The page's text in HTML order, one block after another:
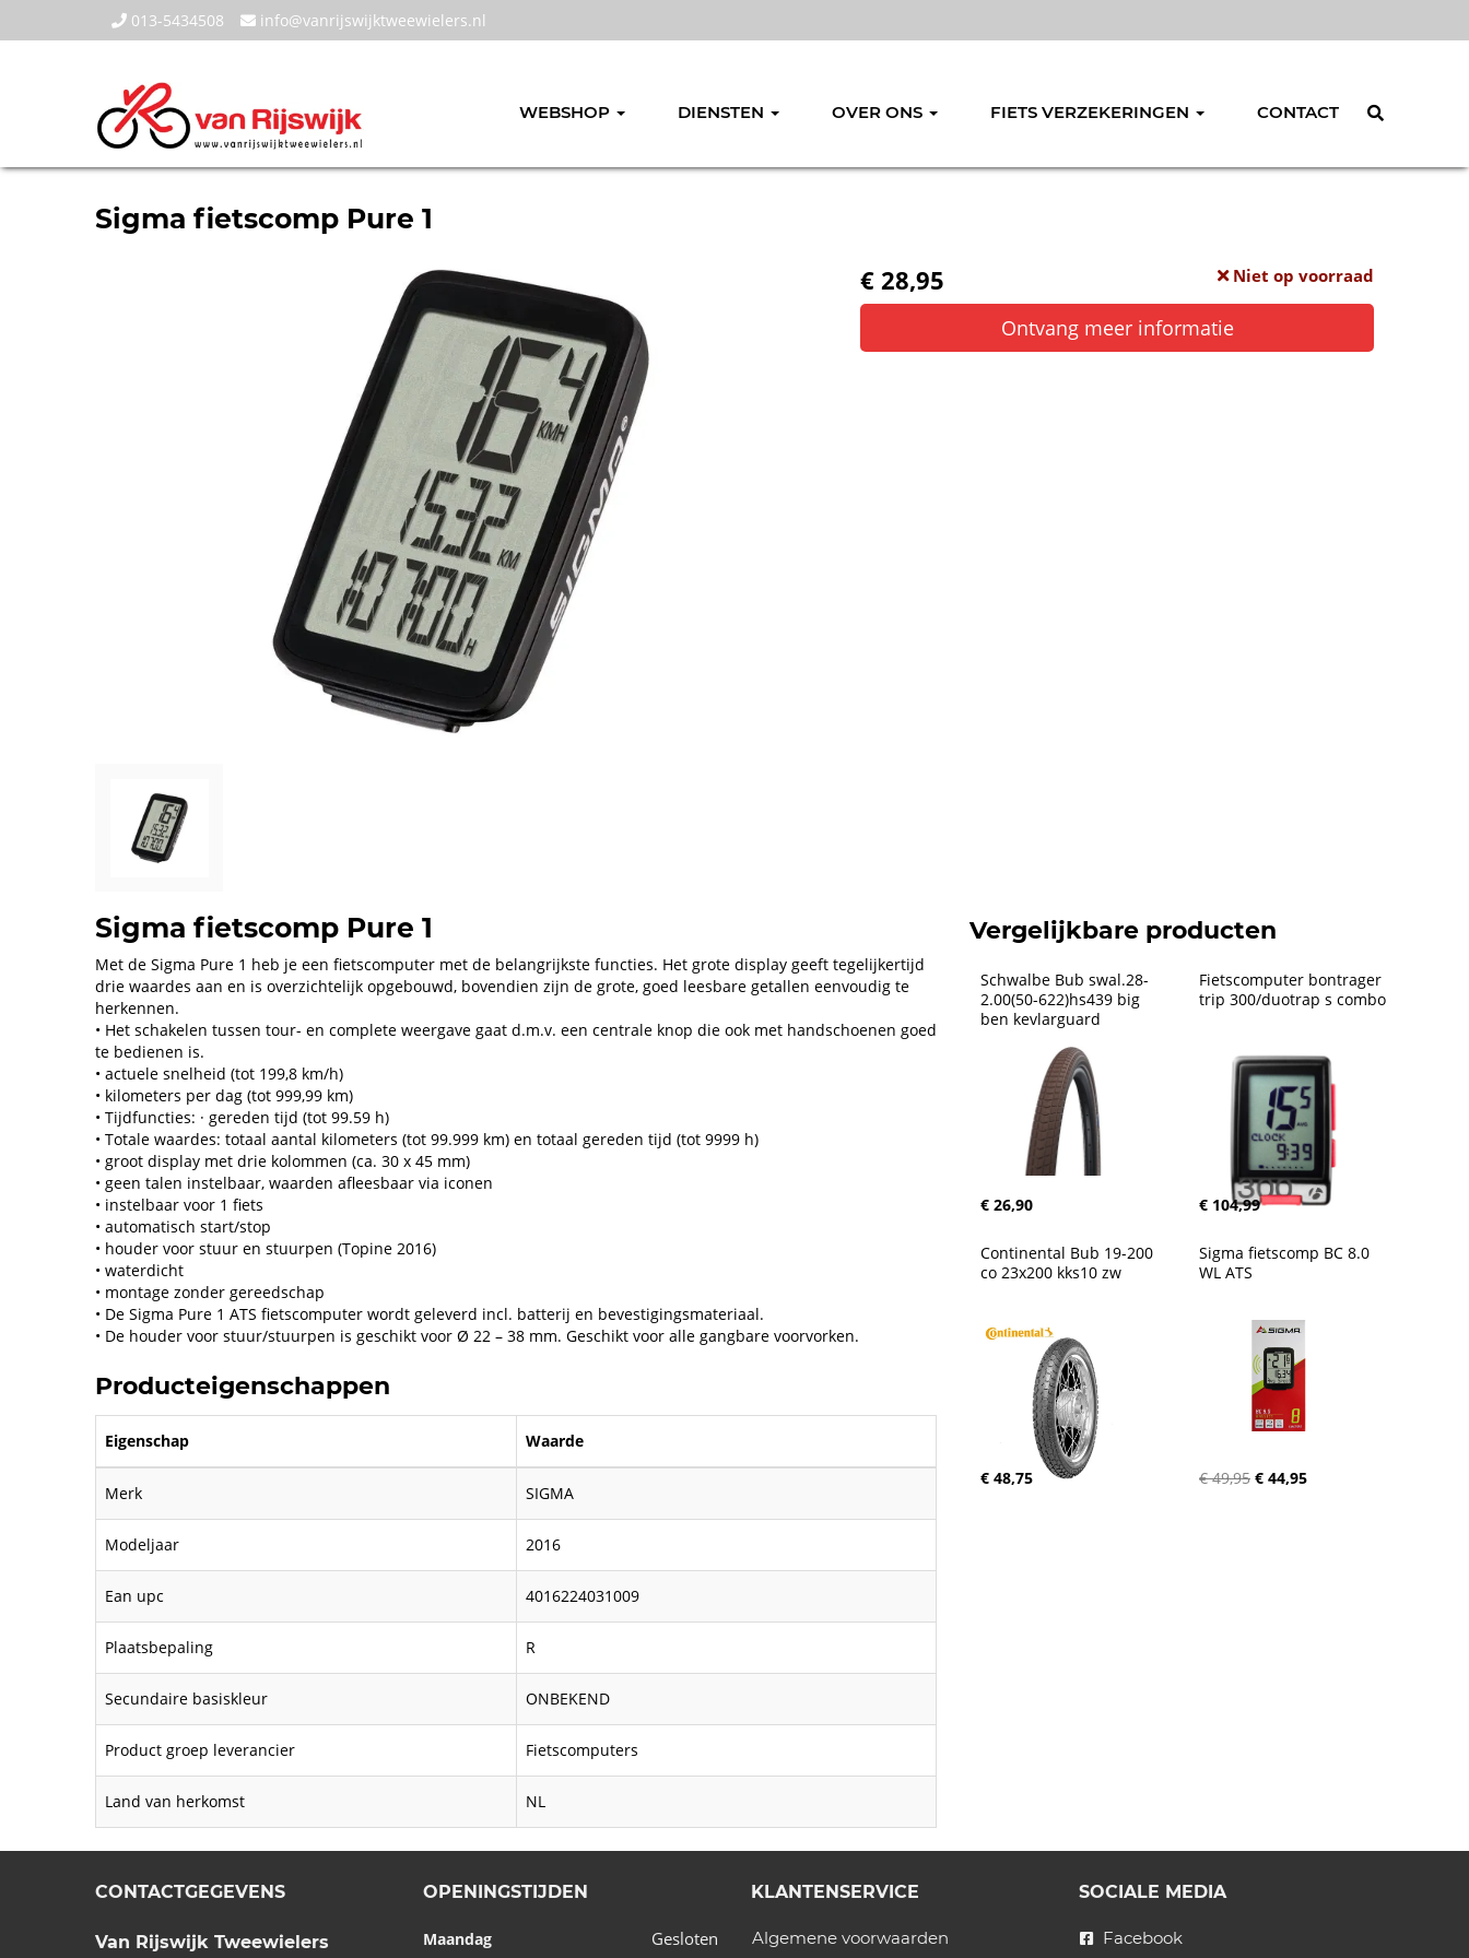
013-5434508 info@vanrijswijktweewielers.nl
WEBSHOP DIENSTEN OVER ONS FIETS VERZEKERINGEN CONTACT
Sigma fietscomp Pure 1
€ 28,95
Niet op voorraad
Ontvang meer informatie
Sigma fietscomp Pure 1
Met de Sigma Pure 1 heb je een fietscomputer met de belangrijkste functies. Het grote display geeft tegelijkertijd
drie waardes aan en is overzichtelijk opgebouwd, bovendien zijn de grote, goed leesbare getallen eenvoudig te
herkennen.
• Het schakelen tussen tour- en complete weergave gaat d.m.v. een centrale knop die ook met handschoenen goed
te bedienen is.
• actuele snelheid (tot 199,8 km/h)
• kilometers per dag (tot 999,99 km)
• Tijdfuncties: · gereden tijd (tot 99.59 h)
• Totale waardes: totaal aantal kilometers (tot 99.999 km) en totaal gereden tijd (tot 9999 h)
• groot display met drie kolommen (ca. 30 x 45 mm)
• geen talen instelbaar, waarden afleesbaar via iconen
• instelbaar voor 1 fiets
• automatisch start/stop
• houder voor stuur en stuurpen (Topine 2016)
• waterdicht
• montage zonder gereedschap
• De Sigma Pure 1 ATS fietscomputer wordt geleverd incl. batterij en bevestigingsmateriaal.
• De houder voor stuur/stuurpen is geschikt voor Ø 22 – 38 mm. Geschikt voor alle gangbare voorvorken.
Producteigenschappen
Eigenschap Waarde
Merk SIGMA
Modeljaar 2016
Ean upc 4016224031009
Plaatsbepaling R
Secundaire basiskleur ONBEKEND
Product groep leverancier Fietscomputers
Land van herkomst NL
Vergelijkbare producten
Schwalbe Bub swal.28-
2.00(50-622)hs439 big
ben kevlarguard
€ 26,90
Fietscomputer bontrager
trip 300/duotrap s combo
€ 104,99
Continental Bub 19-200
co 23x200 kks10 zw
€ 48,75
Sigma fietscomp BC 8.0
WL ATS
€ 49,95 € 44,95
CONTACTGEGEVENS
Van Rijswijk Tweewielers
OPENINGSTIJDEN
Maandag Gesloten
KLANTENSERVICE
Algemene voorwaarden
SOCIALE MEDIA
Facebook